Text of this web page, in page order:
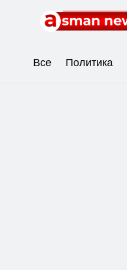
Все Политика